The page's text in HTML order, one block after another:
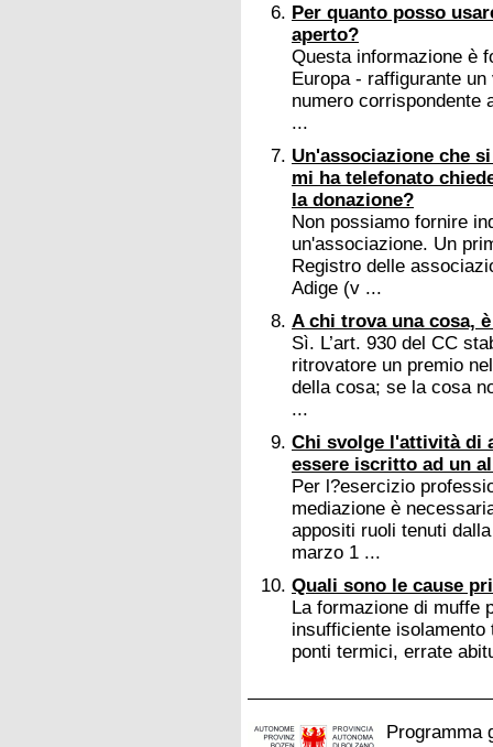
Per quanto posso
aperto?
Questa informazione è
Europa - raffigurante
numero corrispondente
...
Un'associazione che
mi ha telefonato
la donazione?
Non possiamo fornire
un'associazione. Un
Registro delle
Adige (v ...
A chi trova una cosa,
Sì. L’art. 930 del CC
ritrovatore un premio
della cosa; se la cosa
...
Chi svolge l'attività di
essere iscritto ad un
Per l?esercizio
mediazione è
appositi ruoli tenuti
marzo 1 ...
Quali sono le cause
La formazione di muffe
insufficiente
ponti termici, errate
Programma